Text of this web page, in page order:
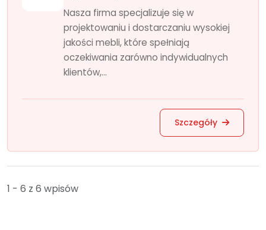
Nasza firma specjalizuje się w
projektowaniu i dostarczaniu wysokiej
jakości mebli, które spełniają
oczekiwania zarówno indywidualnych
klientów,...
Szczegóły
1 - 6 z 6 wpisów